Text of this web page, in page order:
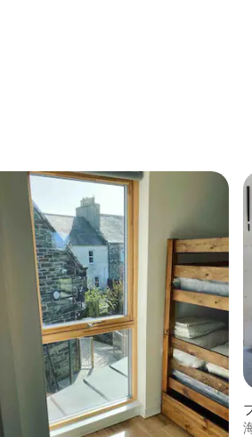
星中4.94つ星の平均評価
5つ星中5つ星の平均評価